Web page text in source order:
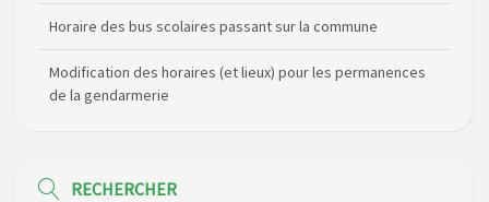
Horaire des bus scolaires passant sur la commune
Modification des horaires (et lieux) pour les permanences
de la gendarmerie
RECHERCHER